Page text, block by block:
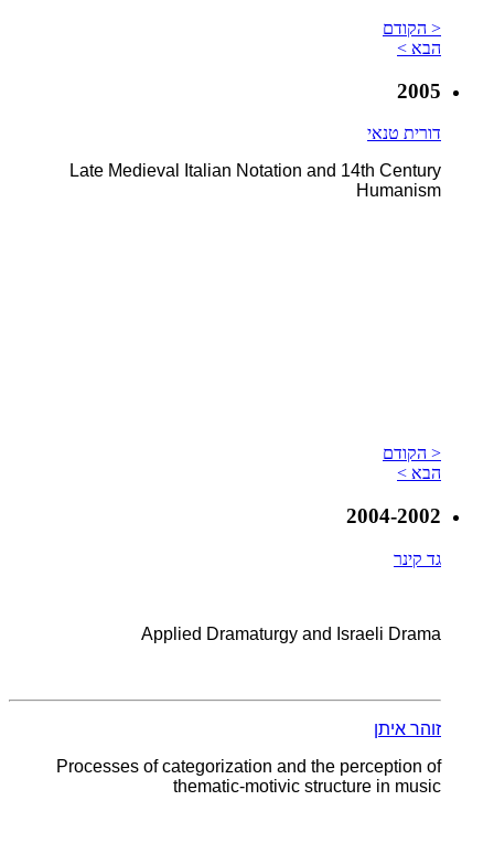
< הקודם
הבא >
2005
דורית טנאי
Late Medieval Italian Notation and 14th Century
Humanism
< הקודם
הבא >
2004-2002
גד קינר
Applied Dramaturgy and Israeli Drama
זוהר איתן
Processes of categorization and the perception of
thematic-motivic structure in music